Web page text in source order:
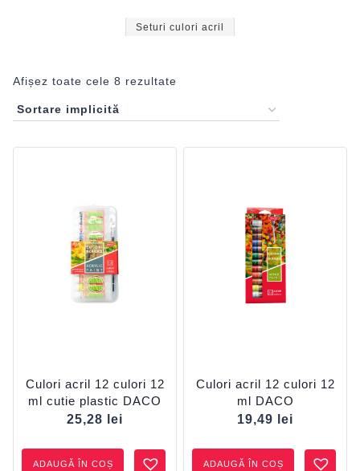
Afișez toate cele 8 rezultate
Culori acril 12 culori 12
ml cutie plastic DACO
25,28
lei
ADAUGĂ ÎN COȘ
Culori acril 12 culori 12
ml DACO
19,49
lei
ADAUGĂ ÎN COȘ
Seturi culori acril